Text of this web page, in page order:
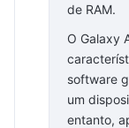
de RAM.
O Galaxy
software
um
entanto,